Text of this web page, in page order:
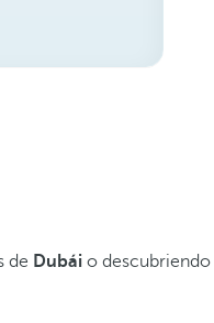
de Dubái o descubriendo